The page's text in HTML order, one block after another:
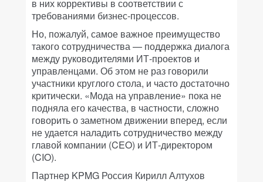
в них коррективы в соответствии с
требованиями бизнес-процессов.
Но, пожалуй, самое важное преимущество
такого сотрудничества — поддержка диалога
между руководителями ИТ-проектов и
управленцами. Об этом не раз говорили
участники круглого стола, и часто достаточно
критически. «Мода на управление» пока не
подняла его качества, в частности, сложно
говорить о заметном движении вперед, если
не удается наладить сотрудничество между
главой компании (CEO) и ИТ-директором
(CIO).
Партнер KPMG Россия Кирилл Алтухов